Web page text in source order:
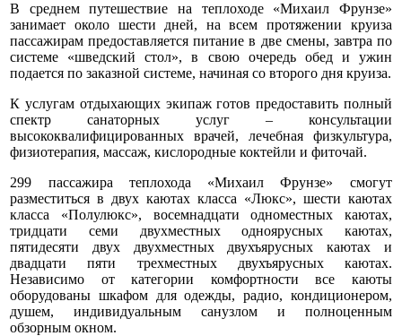
В среднем путешествие на теплоходе «Михаил Фрунзе»
занимает около шести дней, на всем протяжении круиза
пассажирам предоставляется питание в две смены, завтра по
системе «шведский стол», в свою очередь обед и ужин
подается по заказной системе, начиная со второго дня круиза.
К услугам отдыхающих экипаж готов предоставить полный
спектр санаторных услуг – консультации
высококвалифицированных врачей, лечебная физкультура,
физиотерапия, массаж, кислородные коктейли и фиточай.
299 пассажира теплохода «Михаил Фрунзе» смогут
разместиться в двух каютах класса «Люкс», шести каютах
класса «Полулюкс», восемнадцати одноместных каютах,
тридцати семи двухместных одноярусных каютах,
пятидесяти двух двухместных двухъярусных каютах и
двадцати пяти трехместных двухъярусных каютах.
Независимо от категории комфортности все каюты
оборудованы шкафом для одежды, радио, кондиционером,
душем, индивидуальным санузлом и полноценным
обзорным окном.